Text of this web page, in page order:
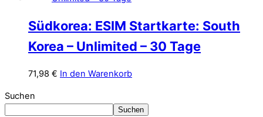
Südkorea: ESIM Startkarte: South
Korea – Unlimited – 30 Tage
71,98 € In den Warenkorb
Suchen
Suchen